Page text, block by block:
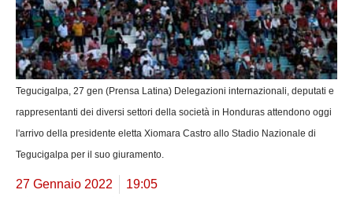
Tegucigalpa, 27 gen (Prensa Latina) Delegazioni internazionali, deputati e
rappresentanti dei diversi settori della società in Honduras attendono oggi
l'arrivo della presidente eletta Xiomara Castro allo Stadio Nazionale di
Tegucigalpa per il suo giuramento.
27 Gennaio 2022 19:05